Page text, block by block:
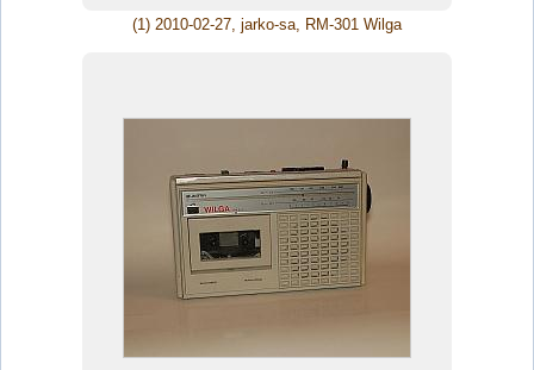
(1) 2010-02-27, jarko-sa, RM-301 Wilga